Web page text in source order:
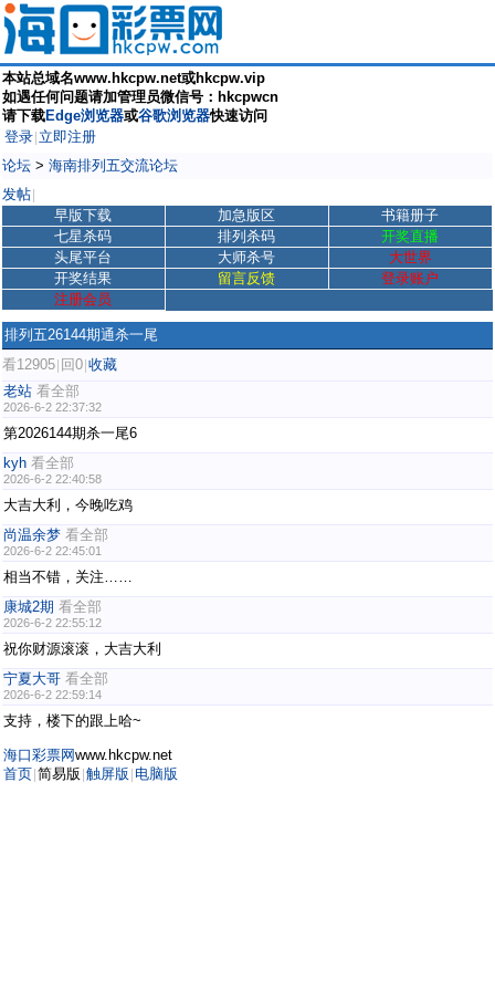
本站总域名www.hkcpw.net或hkcpw.vip
如遇任何问题请加管理员微信号：hkcpwcn
请下载Edge浏览器或谷歌浏览器快速访问
登录 立即注册
论坛 > 海南排列五交流论坛
发帖
早版下载 加急版区
书籍册子
七星杀码
排列杀码
开奖直播
头尾平台
大师杀号
大世界
开奖结果
留言反馈
登录账户
注册会员
排列五26144期通杀一尾
看12905 回0 收藏
老站 看全部
2026-6-2 22:37:32
第2026144期杀一尾6
kyh 看全部
2026-6-2 22:40:58
大吉大利，今晚吃鸡
尚温余梦 看全部
2026-6-2 22:45:01
相当不错，关注……
康城2期 看全部
2026-6-2 22:55:12
祝你财源滚滚，大吉大利
宁夏大哥 看全部
2026-6-2 22:59:14
支持，楼下的跟上哈~
海口彩票网www.hkcpw.net
首页 简易版 触屏版 电脑版